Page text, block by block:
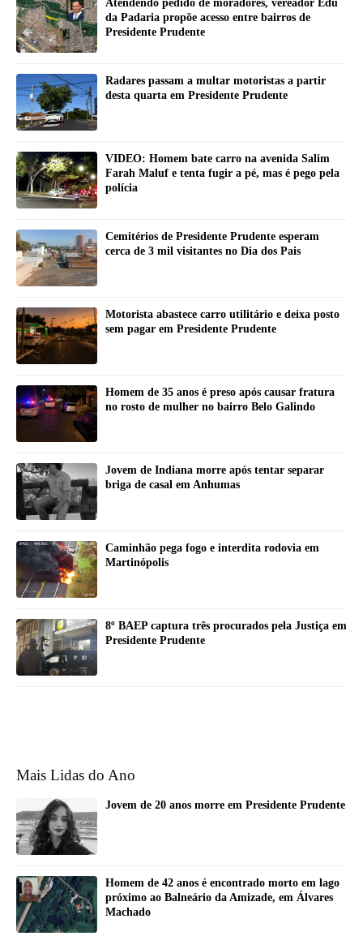
Atendendo pedido de moradores, vereador Edu
da Padaria propõe acesso entre bairros de
Presidente Prudente
Radares passam a multar motoristas a partir
desta quarta em Presidente Prudente
VIDEO: Homem bate carro na avenida Salim
Farah Maluf e tenta fugir a pé, mas é pego pela
polícia
Cemitérios de Presidente Prudente esperam
cerca de 3 mil visitantes no Dia dos Pais
Motorista abastece carro utilitário e deixa posto
sem pagar em Presidente Prudente
Homem de 35 anos é preso após causar fratura
no rosto de mulher no bairro Belo Galindo
Jovem de Indiana morre após tentar separar
briga de casal em Anhumas
Caminhão pega fogo e interdita rodovia em
Martinópolis
8º BAEP captura três procurados pela Justiça em
Presidente Prudente
Mais Lidas do Ano
Jovem de 20 anos morre em Presidente Prudente
Homem de 42 anos é encontrado morto em lago
próximo ao Balneário da Amizade, em Álvares
Machado